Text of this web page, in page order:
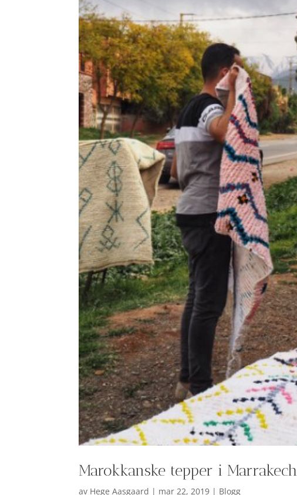
Marokkanske tepper i Marrakech
av Hege Aasgaard | mar 22, 2019 | Blogg